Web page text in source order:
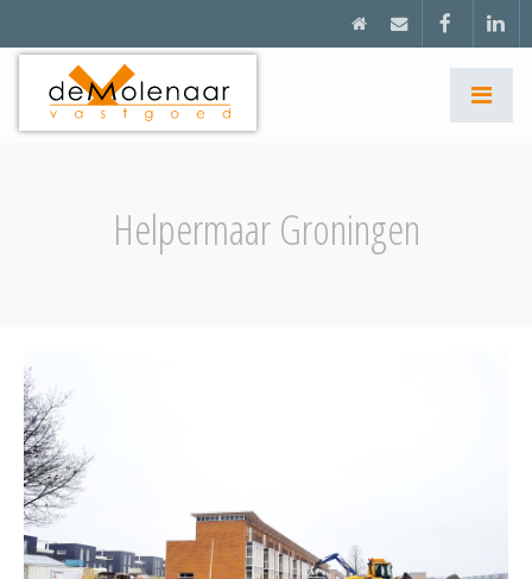
Helpermaar Groningen